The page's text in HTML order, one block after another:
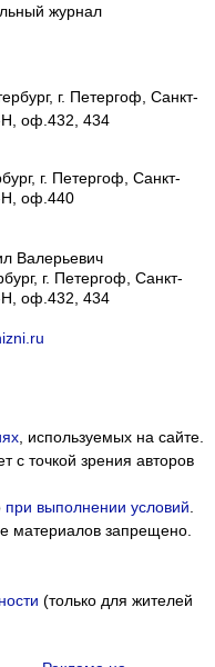
журнал
г. Петергоф, Санкт-
Н, оф.432, 434
г. Петергоф, Санкт-
Н, оф.440
Валерьевич
г. Петергоф Санкт-
Н, оф.432, 434
, используемых на сайте.
с точкой зрения авторов
при выполнении условий
материалов запрещено.
(только для жителей